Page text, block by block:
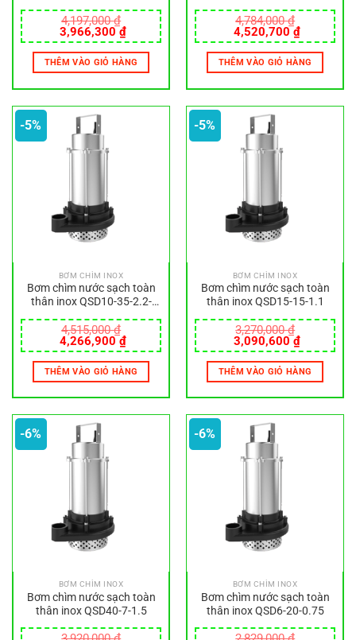
4,197,000₫
Giá
gốc
là:
4,197,000 ₫.
3,966,300 ₫Giá
hiện
tại
là:
3,966,300 ₫.
THÊM VÀO GIỎ HÀNG
4,784,000₫
Giá
gốc
là:
4,784,000 ₫.
4,520,700 ₫Giá
hiện
tại
là:
THÊM VÀO GIỎ HÀNG
-5%
BƠM CHÌM INOX
Bơm chìm nước sạch toàn
thân inox QSD10-35-2.2-
4,515,000₫
Giá
gốc
là:
4,515,000 ₫.
4,266,900 ₫Giá
hiện
tại
là:
4,266,900 ₫.
THÊM VÀO GIỎ HÀNG
-5%
BƠM CHÌM INOX
Bơm chìm nước sạch toàn
thân inox QSD15-15-1.1
3,270,000₫
Giá
gốc
là:
3,270,000 ₫.
3,090,600 ₫Giá
hiện
tại
là:
THÊM VÀO GIỎ HÀNG
-6%
BƠM CHÌM INOX
Bơm chìm nước sạch toàn
thân inox QSD40-7-1.5
-6%
BƠM CHÌM INOX
Bơm chìm nước sạch toàn
thân inox QSD6-20-0.75